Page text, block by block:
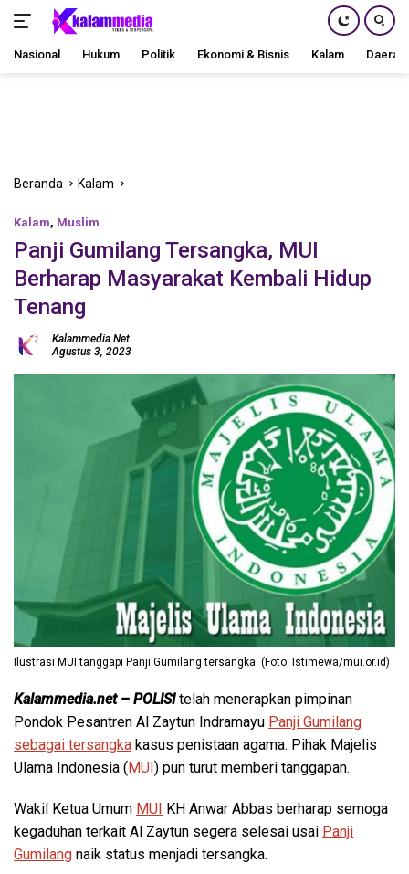
Nasional Hukum Politik Ekonomi & Bisnis Kalam Daerah
Beranda Kalam
Kalam, Muslim
Panji Gumilang Tersangka, MUI
Berharap Masyarakat Kembali Hidup
Tenang
Kalammedia.net
Agustus 3, 2023
Ilustrasi MUI tanggapi Panji Gumilang tersangka. (Foto: Istimewa/mui.or.id)
Kalammedia.net – POLISItelah menerapkan pimpinan
Pondok Pesantren Al Zaytun Indramayu Panji Gumilang
sebagai tersangka kasus penistaan agama. Pihak Majelis
Ulama Indonesia (MUI) pun turut memberi tanggapan.
Wakil Ketua Umum MUI KH Anwar Abbas berharap semoga
kegaduhan terkait Al Zaytun segera selesai usai Panji
Gumilang naik status menjadi tersangka.